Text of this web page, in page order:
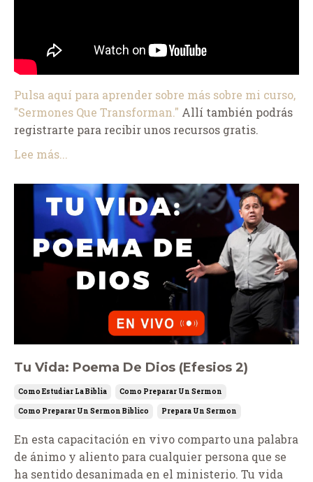
Pulsa aquí para aprender sobre más sobre mi curso,
"Sermones Que Transforman." Allí también podrás
registrarte para recibir unos recursos gratis.
Lee más...
Tu Vida: Poema De Dios (Efesios 2)
Como Estudiar La Biblia Como Preparar Un Sermon
Como Preparar Un Sermon Biblico Prepara Un Sermon
En esta capacitación en vivo comparto una palabra
de ánimo y aliento para cualquier persona que se
ha sentido desanimada en el ministerio. Tu vida